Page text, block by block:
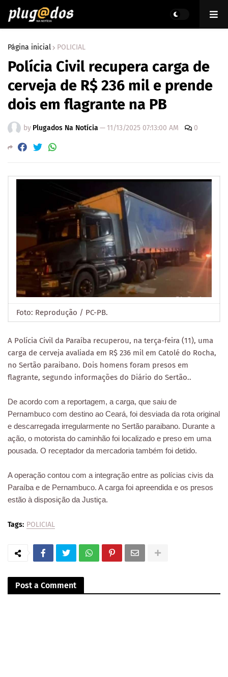
Página inicial POLICIAL
Polícia Civil recupera carga de
cerveja de R$ 236 mil e prende
dois em flagrante na PB
by Plugados Na Notícia — 11/13/2025 07:13:00 AM 0
Foto: Reprodução / PC-PB.
A Polícia Civil da Paraíba recuperou, na terça-feira (11), uma
carga de cerveja avaliada em R$ 236 mil em Catolé do Rocha,
no Sertão paraibano. Dois homens foram presos em
flagrante, segundo informações do Diário do Sertão..
De acordo com a reportagem, a carga, que saiu de
Pernambuco com destino ao Ceará, foi desviada da rota original
e descarregada irregularmente no Sertão paraibano. Durante a
ação, o motorista do caminhão foi localizado e preso em uma
pousada. O receptador da mercadoria também foi detido.
A operação contou com a integração entre as polícias civis da
Paraíba e de Pernambuco. A carga foi apreendida e os presos
estão à disposição da Justiça.
Tags: POLICIAL
Post a Comment